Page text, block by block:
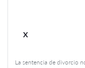
x
La sentencia de divorcio